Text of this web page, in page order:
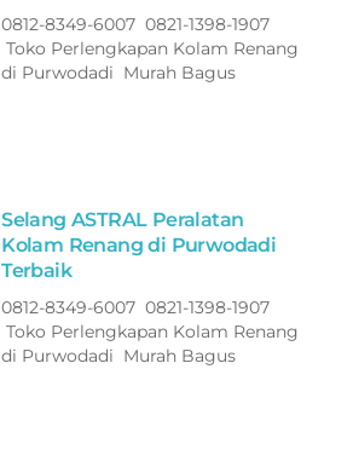
0812-8349-6007 0821-1398-1907
Toko Perlengkapan Kolam Renang
di Purwodadi Murah Bagus
Selang ASTRAL Peralatan
Kolam Renang di Purwodadi
Terbaik
0812-8349-6007 0821-1398-1907
Toko Perlengkapan Kolam Renang
di Purwodadi Murah Bagus